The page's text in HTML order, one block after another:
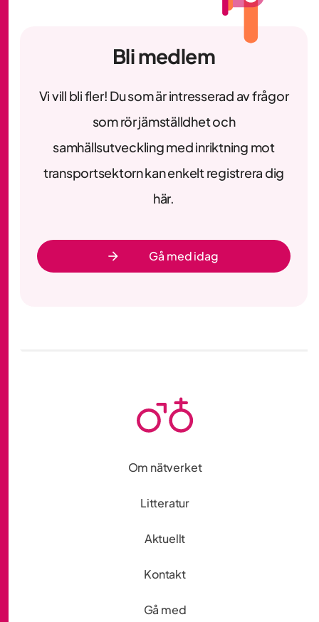
Bli medlem
Vi vill bli fler! Du som är intresserad av frågor
som rör jämställdhet och
samhällsutveckling med inriktning mot
transportsektorn kan enkelt registrera dig
här.
arrow_forward Gå med idag
Om nätverket
Litteratur
Aktuellt
Kontakt
Gå med